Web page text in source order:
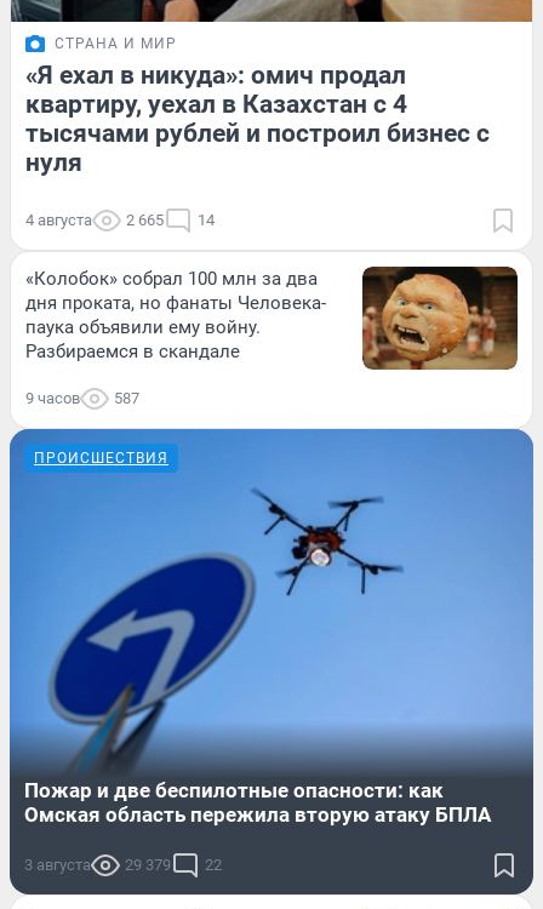
СТРАНА И МИР
«Я ехал в никуда»: омич продал
квартиру, уехал в Казахстан с 4
тысячами рублей и построил бизнес с
нуля
4 августа 2 665 14
«Колобок» собрал 100 млн за два
дня проката, но фанаты Человека-
паука объявили ему войну.
Разбираемся в скандале
9 часов 587
ПРОИСШЕСТВИЯ
Пожар и две беспилотные опасности: как
Омская область пережила вторую атаку БПЛА
3 августа 29 379 22